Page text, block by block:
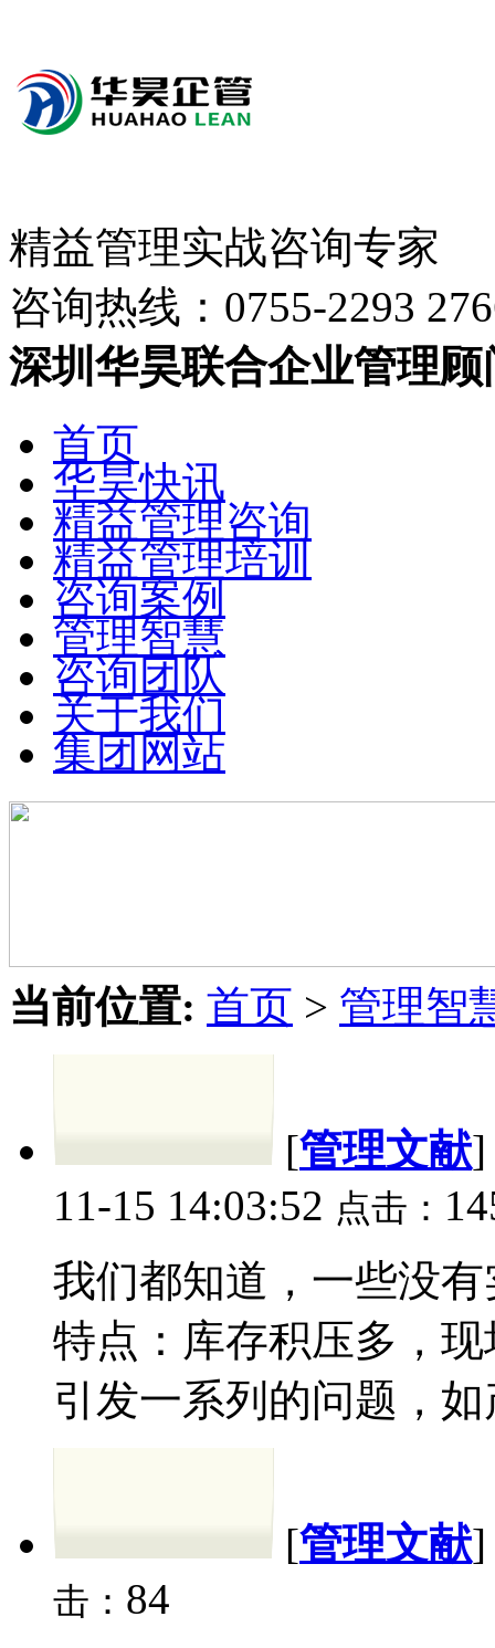
精益管理实战咨询专家
咨询热线： 0755-2293
深圳华昊联合企业管理
首页
华昊快讯
精益管理咨询
精益管理培训
咨询案例
管理智慧
咨询团队
关于我们
集团网站
当前位置: 首页 > 管理智
[管理文献
11-15 14:03:52 点击：
我们都知道，一些没
特点：库存积压多，
引发一系列的问题，
[管理文献
击： 84